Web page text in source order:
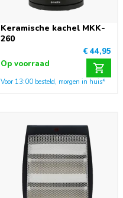
Keramische kachel MKK-
260
€ 44,95
Op voorraad
Voor 13:00 besteld, morgen in huis*